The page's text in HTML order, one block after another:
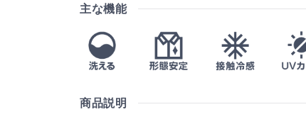
主な機能
商品説明